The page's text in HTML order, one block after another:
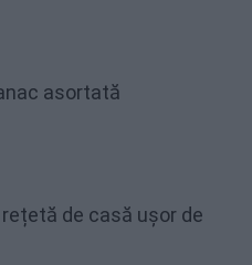
asortată
de casă ușor de